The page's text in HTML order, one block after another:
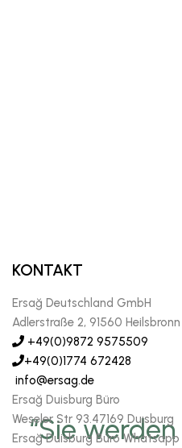
“Sie
KONTAKT
Ersağ Deutschland GmbH
Adlerstraße 2, 91560 Heilsbronn
+49(0)9872 9575509
+49(0)1774 672428
info@ersag.de
Ersağ Duisburg Büro
Weseler Str 93.47169 Duısburg
Ersağ Duisburg Büro Whatsapp